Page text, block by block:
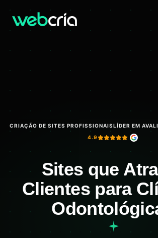
CRIAÇÃO DE SITES PROFISSIONAISLÍDER EM
4.9
Sites que
Clientes para